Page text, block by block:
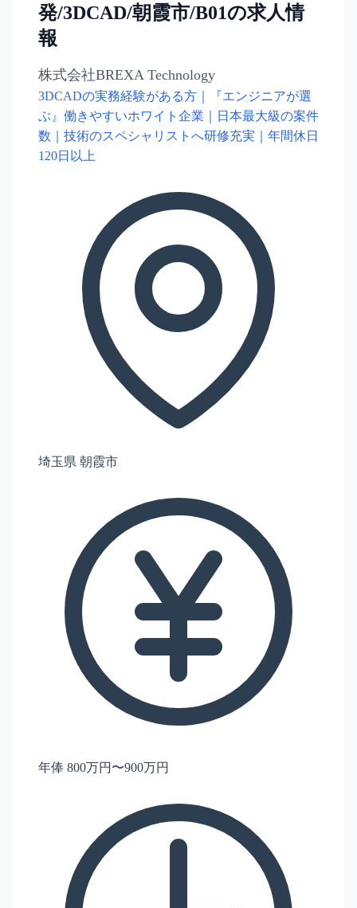
発/3DCAD/朝霞市/B01の求人情
報
株式会社BREXA Technology
3DCADの実務経験がある方｜『エンジニアが選
ぶ』働きやすいホワイト企業｜日本最大級の案件
数｜技術のスペシャリストへ研修充実｜年間休日
120日以上
埼玉県 朝霞市
年俸 800万円〜900万円